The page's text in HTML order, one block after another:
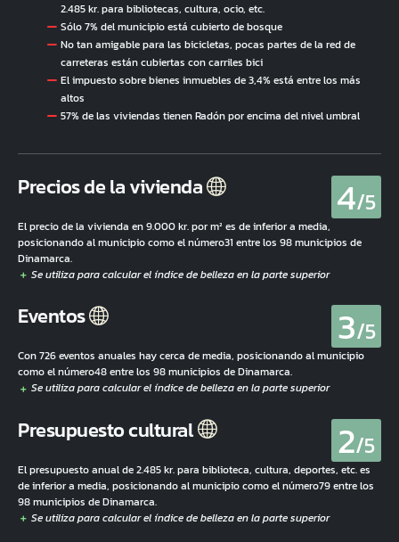
2.485 kr. para bibliotecas, cultura, ocio, etc.
Sólo 7% del municipio está cubierto de bosque
No tan amigable para las bicicletas, pocas partes de la red de
carreteras están cubiertas con carriles bici
El impuesto sobre bienes inmuebles de 3,4% está entre los más
altos
57% de las viviendas tienen Radón por encima del nivel umbral
Precios de la vivienda 4/5
El precio de la vivienda en 9.000 kr. por m² es de inferior a media,
posicionando al municipio como el número31 entre los 98 municipios de
Dinamarca.
Eventos 3/5
Con 726 eventos anuales hay cerca de media, posicionando al municipio
como el número48 entre los 98 municipios de Dinamarca.
Presupuesto cultural 2/5
El presupuesto anual de 2.485 kr. para biblioteca, cultura, deportes, etc. es
de inferior a media, posicionando al municipio como el número79 entre los
98 municipios de Dinamarca.